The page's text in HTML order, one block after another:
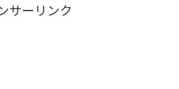
サーリンク